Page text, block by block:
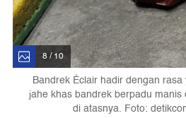
8 / 10
Bandrek Éclair hadir dengan
jahe khas bandrek berpadu
di atasnya. Foto: